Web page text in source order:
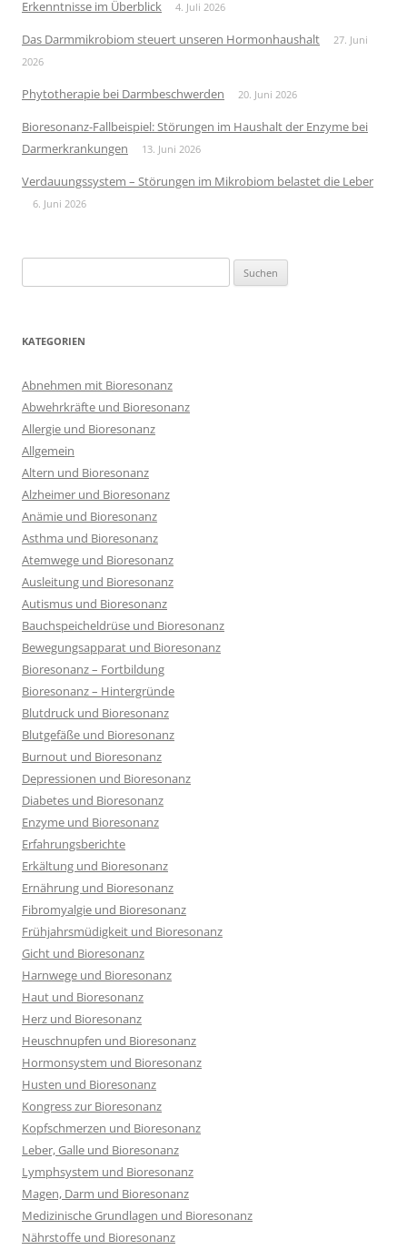
Erkenntnisse im Überblick 4. Juli 2026
Das Darmmikrobiom steuert unseren Hormonhaushalt
27. Juni
2026
Phytotherapie bei Darmbeschwerden 20. Juni 2026
Bioresonanz-Fallbeispiel: Störungen im Haushalt der Enzyme bei
Darmerkrankungen
13. Juni 2026
Verdauungssystem – Störungen im Mikrobiom belastet die Leber
6. Juni 2026
nach:
KATEGORIEN
Abnehmen mit Bioresonanz
Abwehrkräfte und Bioresonanz
Allergie und Bioresonanz
Allgemein
Altern und Bioresonanz
Alzheimer und Bioresonanz
Anämie und Bioresonanz
Asthma und Bioresonanz
Atemwege und Bioresonanz
Ausleitung und Bioresonanz
Autismus und Bioresonanz
Bauchspeicheldrüse und Bioresonanz
Bewegungsapparat und Bioresonanz
Bioresonanz – Fortbildung
Bioresonanz – Hintergründe
Blutdruck und Bioresonanz
Blutgefäße und Bioresonanz
Burnout und Bioresonanz
Depressionen und Bioresonanz
Diabetes und Bioresonanz
Enzyme und Bioresonanz
Erfahrungsberichte
Erkältung und Bioresonanz
Ernährung und Bioresonanz
Fibromyalgie und Bioresonanz
Frühjahrsmüdigkeit und Bioresonanz
Gicht und Bioresonanz
Harnwege und Bioresonanz
Haut und Bioresonanz
Herz und Bioresonanz
Heuschnupfen und Bioresonanz
Hormonsystem und Bioresonanz
Husten und Bioresonanz
Kongress zur Bioresonanz
Kopfschmerzen und Bioresonanz
Leber, Galle und Bioresonanz
Lymphsystem und Bioresonanz
Magen, Darm und Bioresonanz
Medizinische Grundlagen und Bioresonanz
Nährstoffe und Bioresonanz